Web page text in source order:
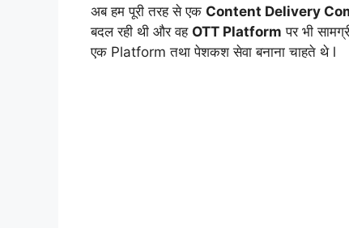
अब हम पूरी तरह से एक Content Delivery
बदल रही थी और वह OTT Platform पर भी
एक Platform तथा पेशकश सेवा बनाना चाहते थे l